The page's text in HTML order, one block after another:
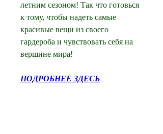
летним сезоном! Так что готовься
к тому, чтобы надеть самые
красивые вещи из своего
гардероба и чувствовать себя на
вершине мира!
ПОДРОБНЕЕ ЗДЕСЬ